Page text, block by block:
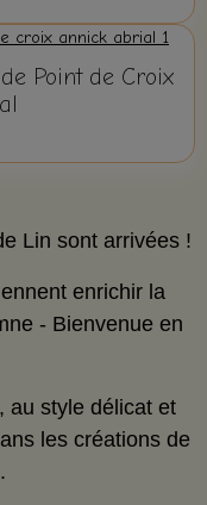
Point de Croix
Lin sont arrivées !
enrichir la
- Bienvenue en
au style délicat et
les créations de